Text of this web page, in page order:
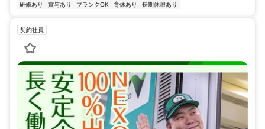
研修あり
賞与あり ブランクOK 育休あり 長期休暇あり
契約社員